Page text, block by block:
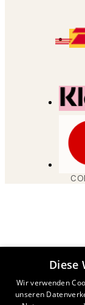
Diese
Wir verwenden
unseren